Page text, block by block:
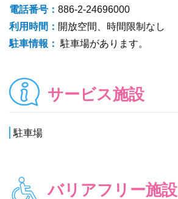
電話番号： 886-2-24696000
利用時間： 開放空間、時間限制なし
駐車情報： 駐車場があります。
サービス施設
駐車場
バリアフリー施設